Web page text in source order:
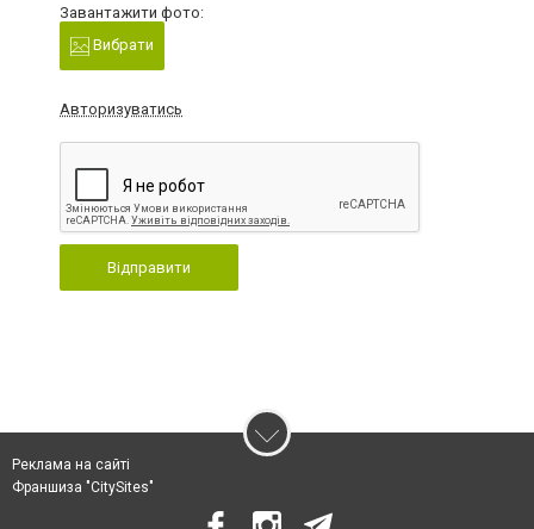
Завантажити фото:
Вибрати
Авторизуватись
Відправити
Реклама на сайті
Франшиза "CitySites"